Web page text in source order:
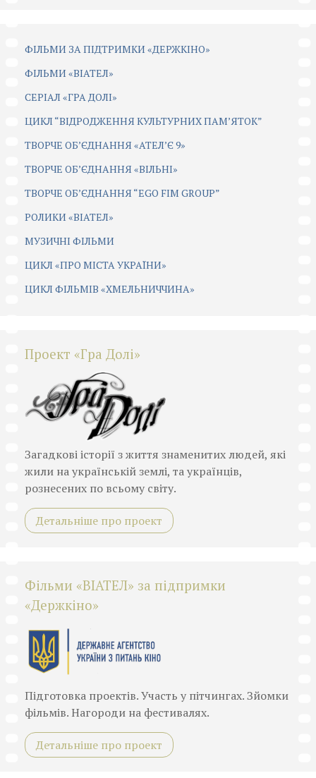
ФІЛЬМИ ЗА ПІДТРИМКИ «ДЕРЖКІНО»
ФІЛЬМИ «ВІАТЕЛ»
СЕРІАЛ «ГРА ДОЛІ»
ЦИКЛ “ВІДРОДЖЕННЯ КУЛЬТУРНИХ ПАМ’ЯТОК”
ТВОРЧЕ ОБ’ЄДНАННЯ «АТЕЛ’Є 9»
ТВОРЧЕ ОБ’ЄДНАННЯ «ВІЛЬНІ»
ТВОРЧЕ ОБ’ЄДНАННЯ “EGO FIM GROUP”
РОЛИКИ «ВІАТЕЛ»
МУЗИЧНІ ФІЛЬМИ
ЦИКЛ «ПРО МІСТА УКРАЇНИ»
ЦИКЛ ФІЛЬМІВ «ХМЕЛЬНИЧЧИНА»
Проект «Гра Долі»
Загадкові історії з життя знаменитих людей, які
жили на українській землі, та українців,
рознесених по всьому світу.
Детальніше про проект
Фільми «ВІАТЕЛ» за підпримки
«Держкіно»
Підготовка проектів. Участь у пітчингах. Зйомки
фільмів. Нагороди на фестивалях.
Детальніше про проект